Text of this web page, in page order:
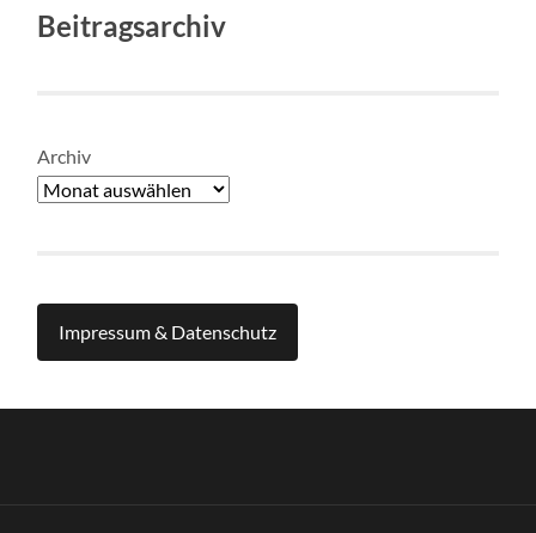
Beitragsarchiv
Archiv
Impressum & Datenschutz